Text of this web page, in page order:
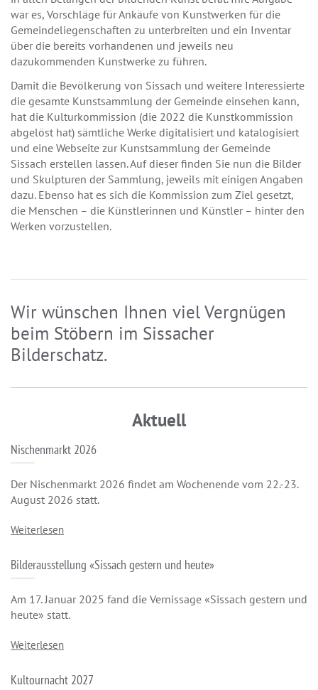
war es, Vorschläge für Ankäufe von Kunstwerken für die
Gemeindeliegenschaften zu unterbreiten und ein Inventar
über die bereits vorhandenen und jeweils neu
dazukommenden Kunstwerke zu führen.
Damit die Bevölkerung von Sissach und weitere Interessierte
die gesamte Kunstsammlung der Gemeinde einsehen kann,
hat die Kulturkommission (die 2022 die Kunstkommission
abgelöst hat) sämtliche Werke digitalisiert und katalogisiert
und eine Webseite zur Kunstsammlung der Gemeinde
Sissach erstellen lassen. Auf dieser finden Sie nun die Bilder
und Skulpturen der Sammlung, jeweils mit einigen Angaben
dazu. Ebenso hat es sich die Kommission zum Ziel gesetzt,
die Menschen – die Künstlerinnen und Künstler – hinter den
Werken vorzustellen.
Wir wünschen Ihnen viel Vergnügen
beim Stöbern im Sissacher
Bilderschatz.
Aktuell
Nischenmarkt 2026
Der Nischenmarkt 2026 findet am Wochenende vom 22.-23.
August 2026 statt.
Weiterlesen
Bilderausstellung «Sissach gestern und heute»
Am 17. Januar 2025 fand die Vernissage «Sissach gestern und
heute» statt.
Weiterlesen
Kultournacht 2027